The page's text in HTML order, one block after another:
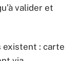
valider et
existent : carte